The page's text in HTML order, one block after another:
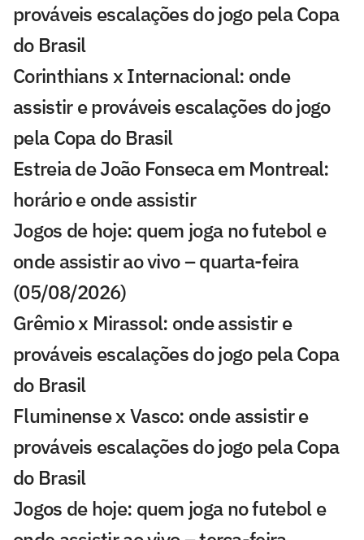
prováveis escalações do jogo pela Copa
do Brasil
Corinthians x Internacional: onde
assistir e prováveis escalações do jogo
pela Copa do Brasil
Estreia de João Fonseca em Montreal:
horário e onde assistir
Jogos de hoje: quem joga no futebol e
onde assistir ao vivo – quarta-feira
(05/08/2026)
Grêmio x Mirassol: onde assistir e
prováveis escalações do jogo pela Copa
do Brasil
Fluminense x Vasco: onde assistir e
prováveis escalações do jogo pela Copa
do Brasil
Jogos de hoje: quem joga no futebol e